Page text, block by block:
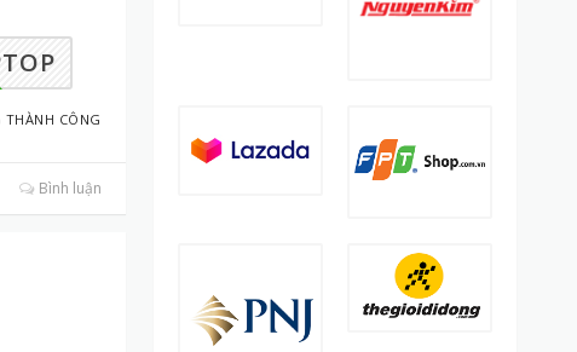
THÀNH CÔNG
Bình luận